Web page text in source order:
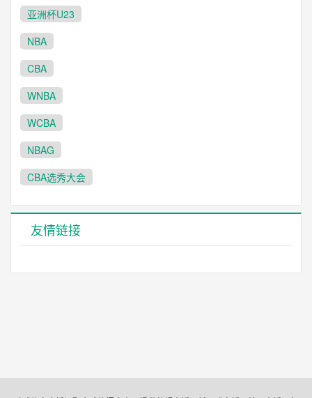
亚洲杯U23
NBA
CBA
WNBA
WCBA
NBAG
CBA选秀大会
友情链接